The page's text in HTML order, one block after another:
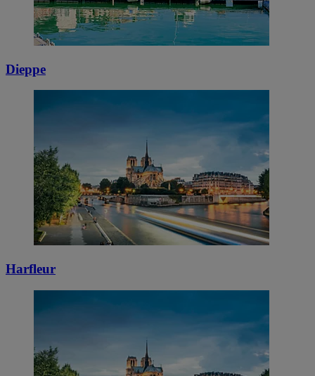
Dieppe
Harfleur